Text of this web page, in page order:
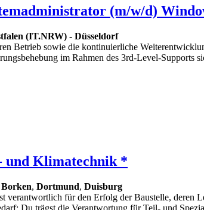
(m/w/d)
(IT.NRW) - Düsseldorf
Betrieb sowie die kontinuierliche
im Rahmen des 3rd-Level-
und Klimatechnik *
Borken, Dortmund, Duisburg
verantwortlich für den Erfolg der Baustelle,